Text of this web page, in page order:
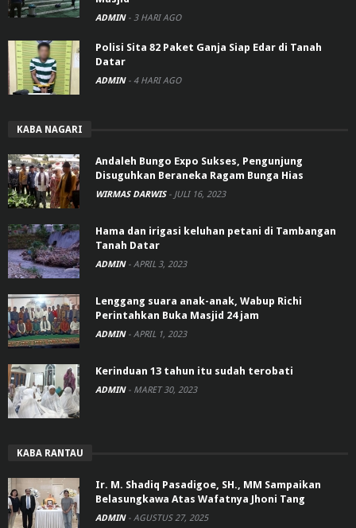
ADMIN - 3 HARI AGO
Polisi Sita 82 Paket Ganja Siap Edar di Tanah
Datar
ADMIN - 4 HARI AGO
KABA NAGARI
Andaleh Bungo Expo Sukses, Pengunjung
Disuguhkan Beraneka Ragam Bunga Hias
WIRMAS DARWIS - JULI 16, 2023
Hama dan irigasi keluhan petani di Tambangan
Tanah Datar
ADMIN - APRIL 3, 2023
Lenggang suara anak-anak, Wabup Richi
Perintahkan Buka Masjid 24 jam
ADMIN - APRIL 1, 2023
Kerinduan 13 tahun itu sudah terobati
ADMIN - MARET 30, 2023
KABA RANTAU
Ir. M. Shadiq Pasadigoe, SH., MM Sampaikan
Belasungkawa Atas Wafatnya Jhoni Tang
ADMIN - AGUSTUS 27, 2025